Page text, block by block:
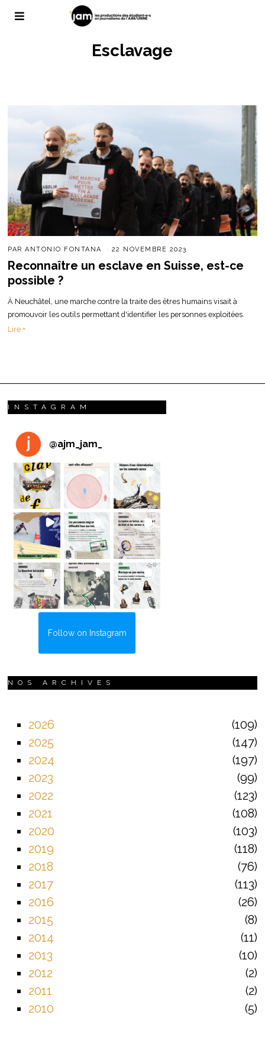
Esclavage
PARANTONIO FONTANA 22 NOVEMBRE 2023
Reconnaître un esclave en Suisse, est-ce
possible ?
À Neuchâtel, une marche contre la traite des êtres humains visait à
promouvoir les outils permettant d'identifier les personnes exploitées.
Lire +
INSTAGRAM
@ajm_jam_
Follow on Instagram
NOS ARCHIVES
2026
109
2025
147
2024
197
2023
99
2022
123
2021
108
2020
103
2019
118
2018
76
2017
113
2016
26
2015
8
2014
11
2013
10
2012
2
2011
2
2010
5